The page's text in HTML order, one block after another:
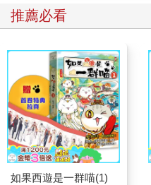
推薦必看
如果西遊是一群喵(1)